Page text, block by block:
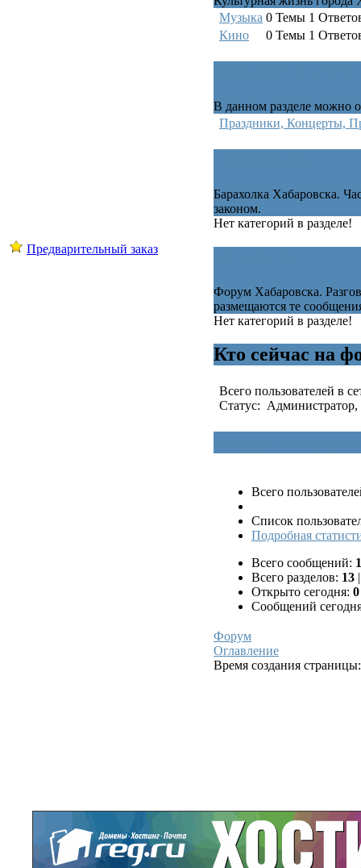
Предварительный заказ
Музыка 0 Темы 1
Кино
0 Темы 1
В данном разделе можно
Праздники, Концерты,
Барахолка Хабаровска.
законом.
Нет категорий в разделе!
Форум Хабаровска.
размещаются те
Нет категорий в разделе!
Кто сейчас на
Всего пользователей в
Статус: Администратор
Всего
Список
Подробная
Всего сообщений:
Всего разделов: 13 |
Открыто сегодня: 0
Сообщений
Форум
Оглавление
Время создания